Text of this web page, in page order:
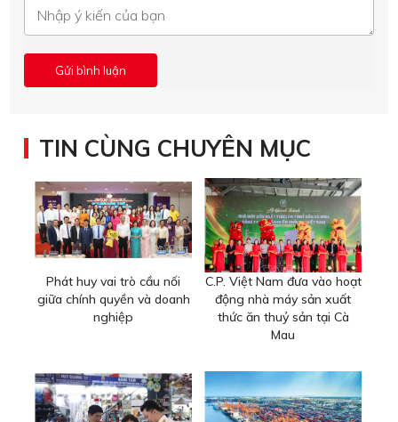
TIN CÙNG CHUYÊN MỤC
Phát huy vai trò cầu nối
giữa chính quyền và doanh
nghiệp
C.P. Việt Nam đưa vào hoạt
động nhà máy sản xuất
thức ăn thuỷ sản tại Cà
Mau